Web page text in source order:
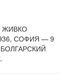
ЖИВКО
СОФИЯ — 9